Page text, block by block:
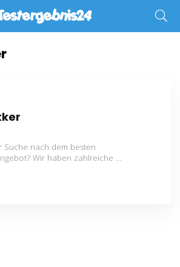
Suche nach dem besten
Wir haben zahlreiche ...